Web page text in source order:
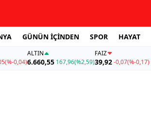
GÜNÜN İÇİNDEN SPOR HAYAT
(%-0,04)
ALTIN
6.660,55 167,96(%2,59)
FAİZ
39,92-0,07(%-0,17)